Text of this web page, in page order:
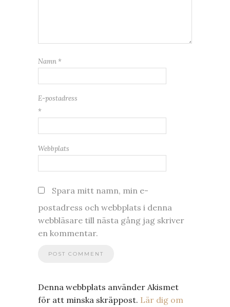
Namn *
E-postadress
*
Webbplats
Spara mitt namn, min e-
postadress och webbplats i denna
webbläsare till nästa gång jag skriver
en kommentar.
Denna webbplats använder Akismet
för att minska skräppost. Lär dig om